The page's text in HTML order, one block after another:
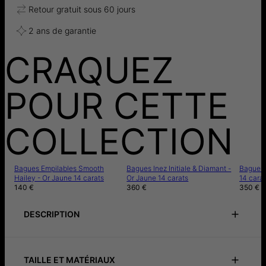
Retour gratuit sous 60 jours
2 ans de garantie
CRAQUEZ
POUR CETTE
COLLECTION
Bagues Empilables Smooth
Hailey - Or Jaune 14 carats
140 €
Bagues Inez Initiale & Diamant -
Or Jaune 14 carats
360 €
Bague
14
350 €
DESCRIPTION
TAILLE ET MATÉRIAUX